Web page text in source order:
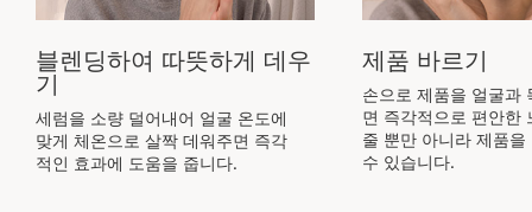
블렌딩하여 따뜻하게 데우
기
세럼을 소량 덜어내어 얼굴 온도에
맞게 체온으로 살짝 데워주면 즉각
적인 효과에 도움을 줍니다.
제품 바르기
손으로 제품을 얼굴과
면 즉각적으로 편안한
줄 뿐만 아니라 제품을
수 있습니다.